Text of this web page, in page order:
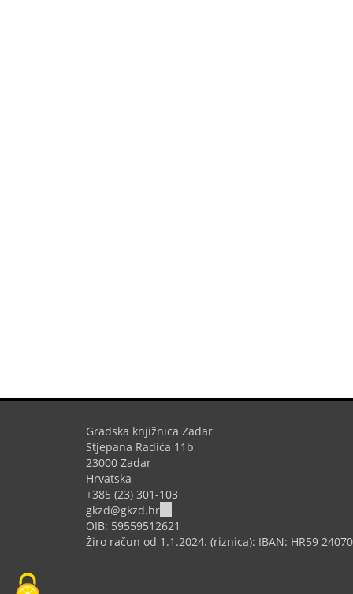
Gradska knjižnica Zadar
Stjepana Radića 11b
23000 Zadar
Hrvatska
+385 (23) 301-103
gkzd@gkzd.hr
sends
e-
mail)
OIB: 59559512621
Žiro račun od 1.1.2024. (riznica): IBAN: HR59